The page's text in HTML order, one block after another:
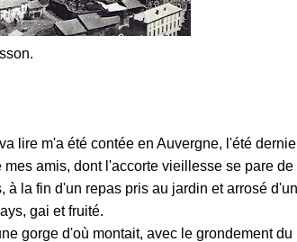
lire m'a été contée en Auvergne, l'été
mes amis, dont l'accorte vieillesse se pare
à la fin d'un repas pris au jardin et arrosé d'un
gai et fruité.
gorge d'où montait, avec le grondement du